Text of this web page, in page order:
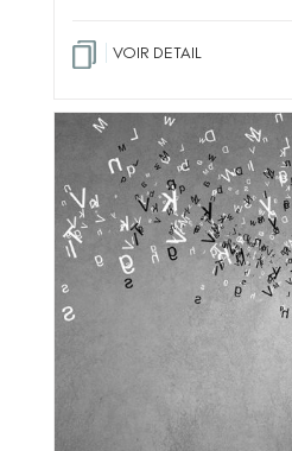
VOIR DETAIL